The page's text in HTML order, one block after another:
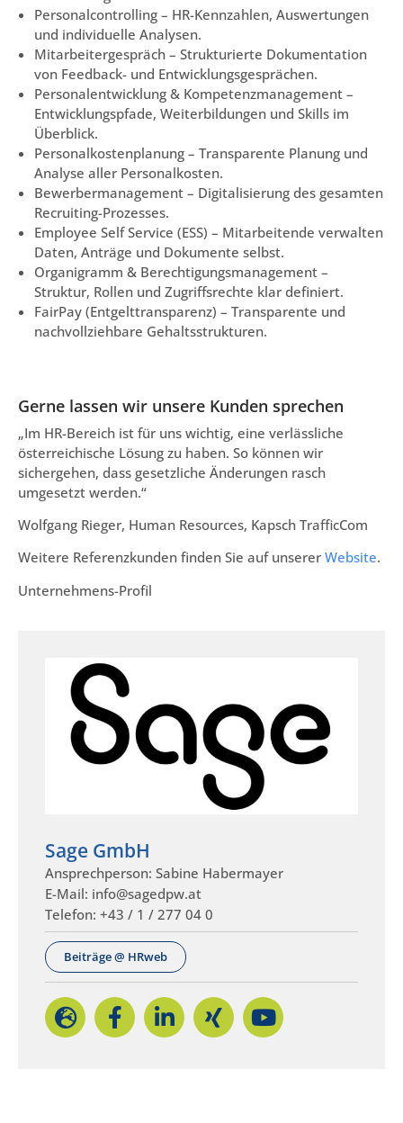
Personalcontrolling – HR-Kennzahlen, Auswertungen
und individuelle Analysen.
Mitarbeitergespräch – Strukturierte Dokumentation
von Feedback- und Entwicklungsgesprächen.
Personalentwicklung & Kompetenzmanagement –
Entwicklungspfade, Weiterbildungen und Skills im
Überblick.
Personalkostenplanung – Transparente Planung und
Analyse aller Personalkosten.
Bewerbermanagement – Digitalisierung des gesamten
Recruiting-Prozesses.
Employee Self Service (ESS) – Mitarbeitende verwalten
Daten, Anträge und Dokumente selbst.
Organigramm & Berechtigungsmanagement –
Struktur, Rollen und Zugriffsrechte klar definiert.
FairPay (Entgelttransparenz) – Transparente und
nachvollziehbare Gehaltsstrukturen.
Gerne lassen wir unsere Kunden sprechen
„Im HR-Bereich ist für uns wichtig, eine verlässliche
österreichische Lösung zu haben. So können wir
sichergehen, dass gesetzliche Änderungen rasch
umgesetzt werden.“
Wolfgang Rieger, Human Resources, Kapsch TrafficCom
Weitere Referenzkunden finden Sie auf unserer Website.
Unternehmens-Profil
Sage GmbH
Ansprechperson: Sabine Habermayer
E-Mail: info@sagedpw.at
Telefon: +43 / 1 / 277 04 0
Beiträge @ HRweb